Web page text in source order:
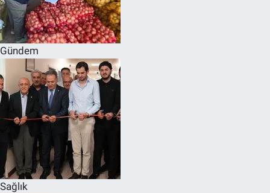
Gündem
Sağlık